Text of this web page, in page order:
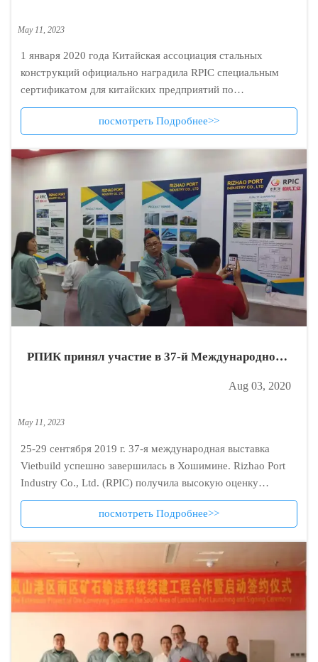
May 11, 2023
1 января 2020 года Китайская ассоциация стальных
конструкций официально наградила RPIC специальным
сертификатом для китайских предприятий по
производству стальных конструкций, и компания успешно
стала членом Китайского производителя специальных
посмотреть Подробнее>>
РПИК принял участие в 37-й Международной
Aug 03, 2020
May 11, 2023
25-29 сентября 2019 г. 37-я международная выставка
Vietbuild успешно завершилась в Хошимине. Rizhao Port
Industry Co., Ltd. (RPIC) получила высокую оценку
клиентов за отличное качество и профессиональное
обслуживание, и она блистала во время
посмотреть Подробнее>>